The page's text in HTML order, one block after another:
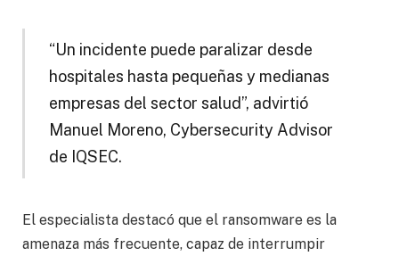
“Un incidente puede paralizar desde
hospitales hasta pequeñas y medianas
empresas del sector salud”, advirtió
Manuel Moreno, Cybersecurity Advisor
de IQSEC.
El especialista destacó que el ransomware es la
amenaza más frecuente, capaz de interrumpir